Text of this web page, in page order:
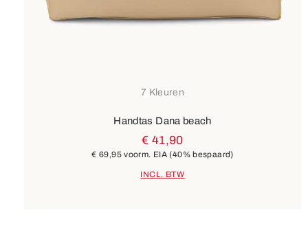
7 Kleuren
Handtas Dana beach
€ 41,90
€ 69,95voorm. EIA(40% bespaard)
INCL. BTW